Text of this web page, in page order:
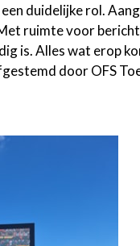
duidelijke rol.
ruimte voor
is. Alles wat erop
door OFS